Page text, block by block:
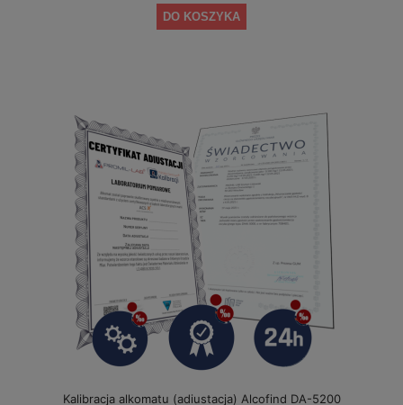
DO KOSZYKA
Kalibracja alkomatu (adiustacja) Alcofind DA-5200